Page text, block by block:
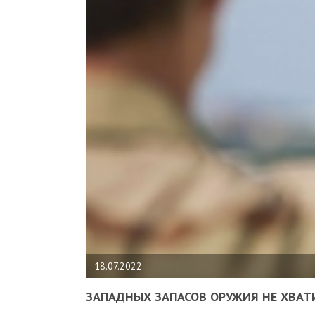
18.07.2022
ЗАПАДНЫХ ЗАПАСОВ ОРУЖИЯ НЕ